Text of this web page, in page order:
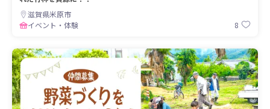
滋賀県米原市
イベント・体験
8